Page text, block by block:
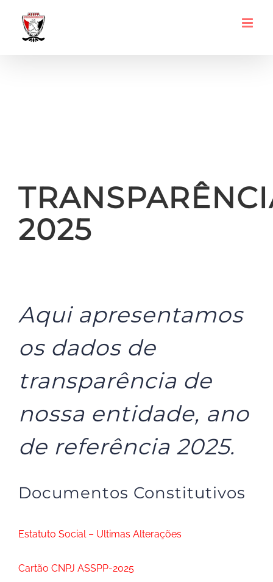
2025
Aqui apresentamos
os dados de
transparência de
nossa entidade, ano
de referência 2025.
Documentos Constitutivos
Estatuto Social – Ultimas Alterações
Cartão CNPJ ASSPP-2025